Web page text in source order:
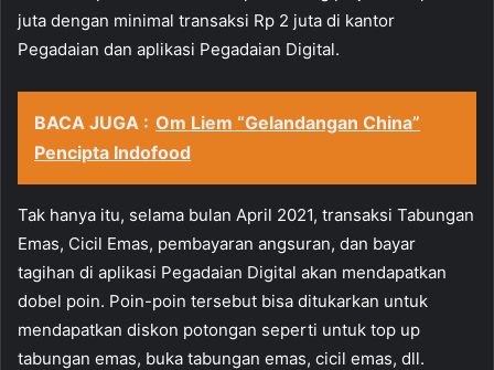
juta dengan minimal transaksi Rp 2 juta di kantor
Pegadaian dan aplikasi Pegadaian Digital.
BACA JUGA : Om Liem “Gelandangan China”
Pencipta Indofood
Tak hanya itu, selama bulan April 2021, transaksi Tabungan
Emas, Cicil Emas, pembayaran angsuran, dan bayar
tagihan di aplikasi Pegadaian Digital akan mendapatkan
dobel poin. Poin-poin tersebut bisa ditukarkan untuk
mendapatkan diskon potongan seperti untuk top up
tabungan emas, buka tabungan emas, cicil emas, dll.